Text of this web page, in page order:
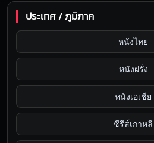
ประเทศ / ภูมิภาค
หนังไทย
หนังฝรั่ง
หนังเอเชีย
ซีรีส์เกาหลี